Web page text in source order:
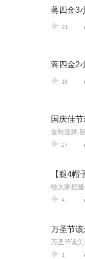
蒋四金3
21
蒋四金2
18
国庆佳
27
【腿4帽
4
万圣节
1